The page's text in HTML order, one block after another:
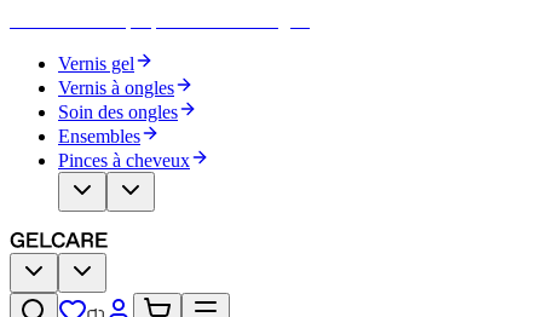
Vernis gel
Vernis à ongles
Soin des ongles
Ensembles
Pinces à cheveux